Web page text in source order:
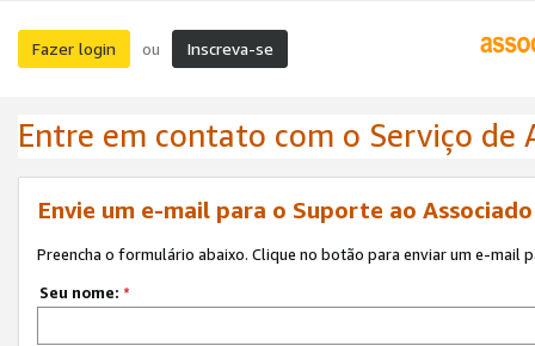
Fazer login ou Inscreva-se
Entre em contato com o Serviço de
Envie um e-mail para o Suporte ao
Preencha o formulário abaixo. Clique no botão para enviar um e-mail
Seu nome: *